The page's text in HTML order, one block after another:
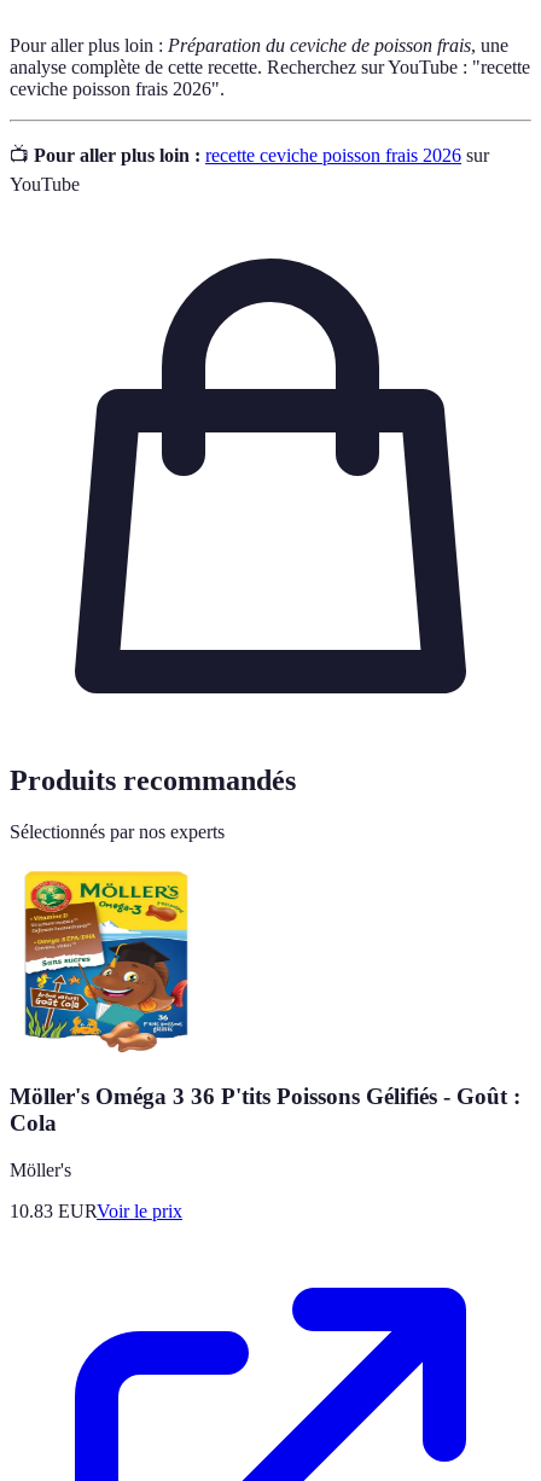
Pour aller plus loin : Préparation du ceviche de poisson frais, une
analyse complète de cette recette. Recherchez sur YouTube : "recette
ceviche poisson frais 2026".
📺 Pour aller plus loin : recette ceviche poisson frais 2026 sur
YouTube
Produits recommandés
Sélectionnés par nos experts
Möller's Oméga 3 36 P'tits Poissons Gélifiés - Goût :
Cola
Möller's
10.83 EURVoir le prix